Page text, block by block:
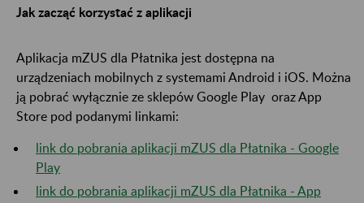
Jak zacząć korzystać z aplikacji
Aplikacja mZUS dla Płatnika jest dostępna na
urządzeniach mobilnych z systemami Android i iOS. Można
ją pobrać wyłącznie ze sklepów Google Play oraz App
Store pod podanymi linkami:
link do pobrania aplikacji mZUS dla Płatnika - Google
Play
link do pobrania aplikacji mZUS dla Płatnika - App